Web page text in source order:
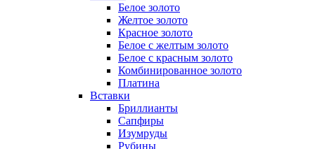
Белое золото
Желтое золото
Красное золото
Белое с желтым золото
Белое с красным золото
Комбинированное золото
Платина
Вставки
Бриллианты
Сапфиры
Изумруды
Рубины